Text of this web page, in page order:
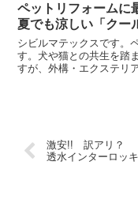
ペットリフォームに
夏でも涼しい「クー
シビルマテックスです。
す。犬や猫との共生を踏
すが、外構・エクステリ
激安!! 訳アリ？
透水インターロッ